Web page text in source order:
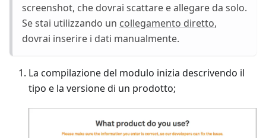
screenshot, che dovrai scattare e allegare da solo.
Se stai utilizzando un collegamento diretto,
dovrai inserire i dati manualmente.
La compilazione del modulo inizia descrivendo il
tipo e la versione di un prodotto;